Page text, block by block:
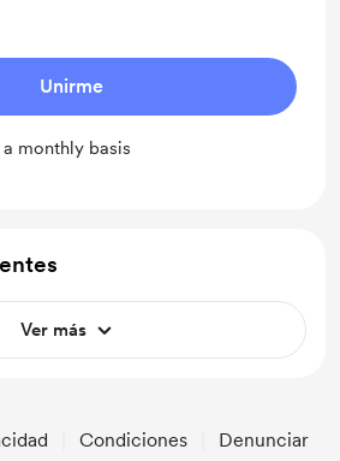
Unirme
monthly basis
Ver más
Condiciones Denunciar